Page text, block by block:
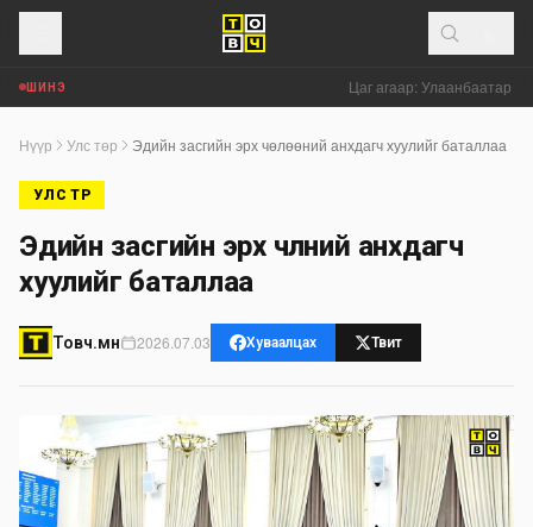
ШИНЭ Цаг агаар: Улаанбаатар
Нүүр Улс төр Эдийн засгийн эрх чөлөөний анхдагч хуулийг баталлаа
УЛС ТӨР
Эдийн засгийн эрх чөлөөний анхдагч
хуулийг баталлаа
Товч.мн 2026.07.03 Хуваалцах Твит